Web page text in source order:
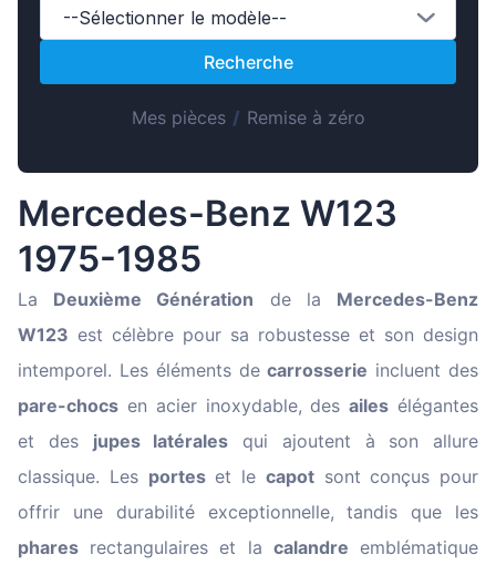
Lietuvių
Hrvatski
Português
Slovenčina
--Sélectionner le modèle--
Recherche
Mes pièces/ Remise à zéro
Mercedes-Benz W123
1975-1985
La Deuxième Génération de la Mercedes-Benz
W123 est célèbre pour sa robustesse et son design
intemporel. Les éléments decarrosserie incluent des
pare-chocs en acier inoxydable, desailes élégantes
et des jupes latérales qui ajoutent à son allure
classique. Les porteset le capotsont conçus pour
offrir une durabilité exceptionnelle, tandis que les
phares rectangulaires et la calandre emblématique